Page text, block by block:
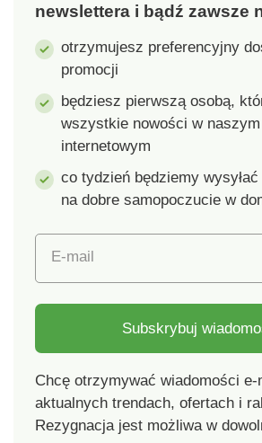
zbiornik na 40 MHz,
być na 27 MHz.
Zbiornik 2 szt. 25 cm
Efekty świetlne i
dźwiękowe Wieżyczka
obracająca się o 360
Działanie na 12
bateriach AA (brak w
zestawie) Zawartość
2x pilot zdalnego
newslettera i bądź zawsze
otrzymujesz preferencyjny
promocji
będziesz pierwszą osobą,
wszystkie nowości w
internetowym
co tydzień będziemy
na dobre samopoczucie w
E-mail
Subskrybuj
Chcę otrzymywać wiadomości e-
aktualnych trendach, ofertach i
Rezygnacja jest możliwa w